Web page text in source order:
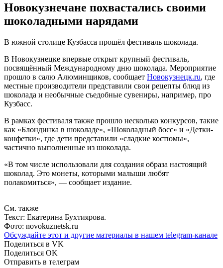
Новокузнечане похвастались своими
шоколадными нарядами
В южной столице Кузбасса прошёл фестиваль шоколада.
В Новокузнецке впервые открыт крупный фестиваль,
посвящённый Международному дню шоколада. Мероприятие
прошло в салю Алюминщиков, сообщает Новокузнецк.ru, где
местные производители представили свои рецепты блюд из
шоколада и необычные съедобные сувениры, например, про
Кузбасс.
В рамках фестиваля также прошло несколько конкурсов, такие
как «Блондинка в шоколаде», «Шоколадный босс» и «Детки-
конфетки», где дети представили «сладкие костюмы»,
частично выполненные из шоколада.
«В том числе использовали для создания образа настоящий
шоколад. Это монеты, которыми малыши любят
полакомиться», — сообщает издание.
См. также
Текст: Екатерина Бухтиярова.
Фото: novokuznetsk.ru
Обсуждайте этот и другие материалы в нашем telegram-канале
Поделиться в VK
Поделиться OK
Отправить в телеграм